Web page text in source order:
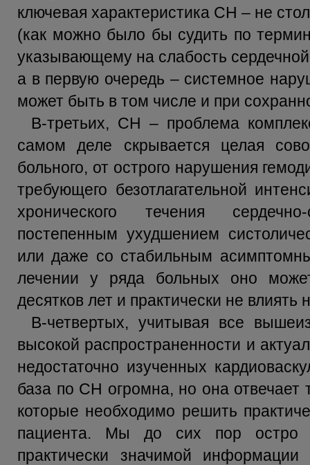
ключевая характеристика СН – не
(как можно было бы судить по
указывающему на слабость
а в первую очередь – системное
может быть в том числе и при
В-третьих, СН – проблема
самом деле скрывается целая
больного, от острого нарушения
требующего безотлагательной
хронического течения
постепенным ухудшением
или даже со стабильным
лечении у ряда больных оно
десятков лет и практически не влиять
В-четвертых, учитывая все
высокой распространенности и
недостаточно изученных
база по СН огромна, но она отвечает
которые необходимо решить
пациента. Мы до сих пор остро
практически значимой